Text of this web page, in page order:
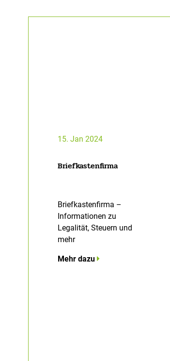
15. Jan 2024
Briefkastenfirma
Briefkastenfirma –
Informationen zu
Legalität, Steuern und
mehr
Mehr dazu